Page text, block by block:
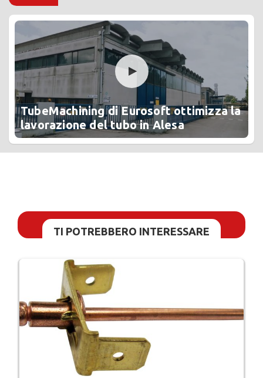
TubeMachining di Eurosoft ottimizza la
lavorazione del tubo in Alesa
TI POTREBBERO INTERESSARE